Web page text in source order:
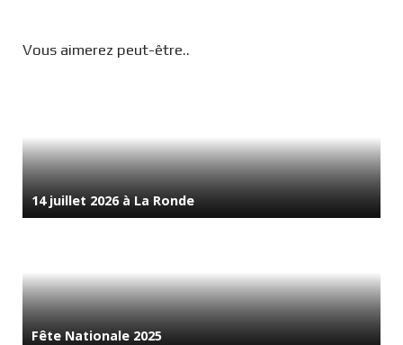
Vous aimerez peut-être..
14 juillet 2026 à La Ronde
Fête Nationale 2025